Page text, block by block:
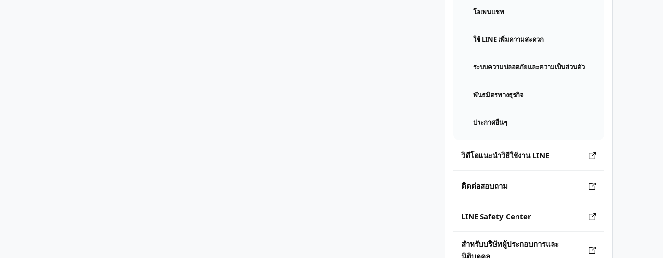
โอเพนแชท
ใช้ LINE เพิ่มความสะดวก
ระบบความปลอดภัยและความเป็นส่วนตัว
พันธมิตรทางธุรกิจ
ประกาศอื่นๆ
วิดีโอแนะนำวิธีใช้งาน LINE
ติดต่อสอบถาม
LINE Safety Center
สำหรับบริษัทผู้ประกอบการและ
นิติบุคคล